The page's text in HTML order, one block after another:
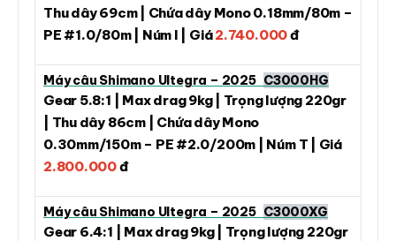
Thu dây 69cm | Chứa dây Mono 0.18mm/80m –
PE #1.0/80m | Núm I | Giá2.740.000đ
Máy câu Shimano Ultegra – 2025 C3000HG
Gear 5.8:1 | Max drag 9kg | Trọng lượng 220gr
| Thu dây 86cm | Chứa dây Mono
0.30mm/150m – PE #2.0/200m | Núm T | Giá
2.800.000đ
Máy câu Shimano Ultegra – 2025 C3000XG
Gear 6.4:1 | Max drag 9kg | Trọng lượng 220gr